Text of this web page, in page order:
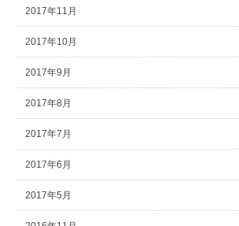
2017年11月
2017年10月
2017年9月
2017年8月
2017年7月
2017年6月
2017年5月